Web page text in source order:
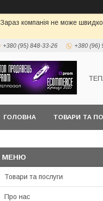
Зараз компанія не може
+380 (95) 848-33-26 +380 (96)
ГОЛОВНА ТОВАРИ ТА
Товари та послуги
Про нас